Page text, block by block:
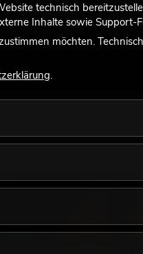
technisch
Inhalte sowie Support-
möchten.
.